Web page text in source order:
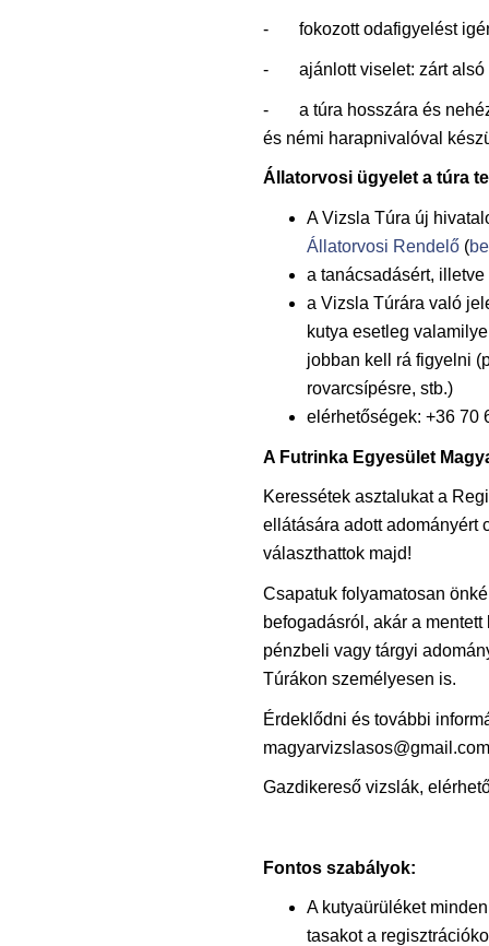
- fokozott odafigyelést
- ajánlott viselet: zárt alsó
- a túra hosszára és
és némi harapnivalóval
Állatorvosi ügyelet a túra
A Vizsla Túra új
Állatorvosi Rendelő (
a tanácsadásért,
a Vizsla Túrára való
kutya esetleg
jobban kell rá figyelni
rovarcsípésre, stb.)
elérhetőségek: +36 70
A Futrinka Egyesület
Keressétek asztalukat a
ellátására adott adományért
választhattok majd!
Csapatuk folyamatosan
befogadásról, akár a
pénzbeli vagy tárgyi
Túrákon személyesen is.
Érdeklődni és további
Gazdikereső vizslák,
Fontos szabályok:
A kutyaürüléket
tasakot a